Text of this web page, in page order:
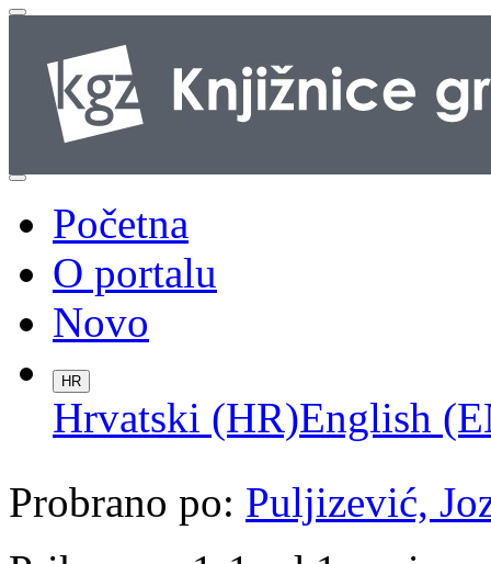
Početna
O portalu
Novo
HR
Hrvatski (HR)English
Probrano po: Puljizević,